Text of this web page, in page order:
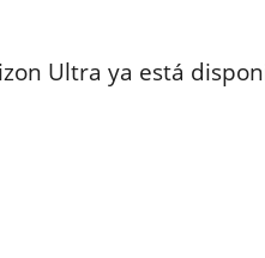
Ultra ya está